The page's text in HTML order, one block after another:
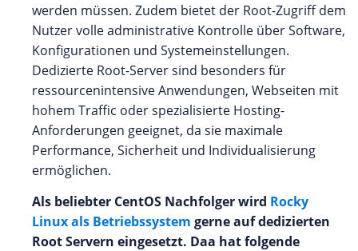
werden müssen. Zudem bietet der Root-Zugriff dem
Nutzer volle administrative Kontrolle über Software,
Konfigurationen und Systemeinstellungen.
Dedizierte Root-Server sind besonders für
ressourcenintensive Anwendungen, Webseiten mit
hohem Traffic oder spezialisierte Hosting-
Anforderungen geeignet, da sie maximale
Performance, Sicherheit und Individualisierung
ermöglichen.
Als beliebter CentOS Nachfolger wird Rocky
Linux als Betriebssystem gerne auf dedizierten
Root Servern eingesetzt. Daa hat folgende